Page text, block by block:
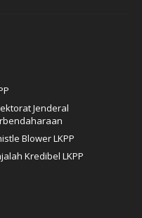
Jenderal
Blower LKPP
Kredibel LKPP